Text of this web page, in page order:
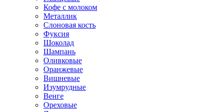
Кофе с молоком
Металлик
Слоновая кость
Фуксия
Шоколад
Шампань
Оливковые
Оранжевые
Вишневые
Изумрудные
Венге
Ореховые